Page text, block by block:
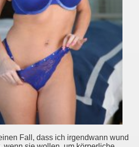
Fall, dass ich irgendwann wund
Sex Ladyboys I Danmark Thai
Kolmistaan, Vinkkejä
Care Center, Nukke Jessica